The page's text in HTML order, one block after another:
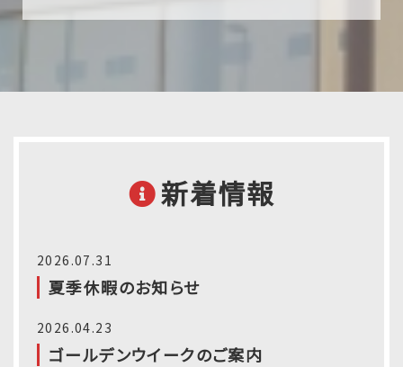
新着情報
2026.07.31
夏季休暇のお知らせ
2026.04.23
ゴールデンウイークのご案内